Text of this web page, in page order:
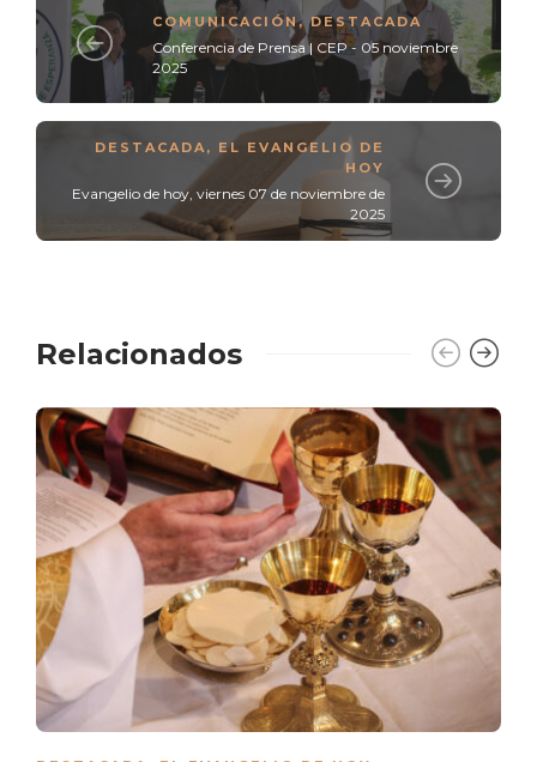
COMUNICACIÓN,DESTACADA
Conferencia de Prensa | CEP - 05 noviembre
2025
DESTACADA , EL EVANGELIO DE
HOY
Evangelio de hoy, viernes 07 de noviembre de
2025
Relacionados